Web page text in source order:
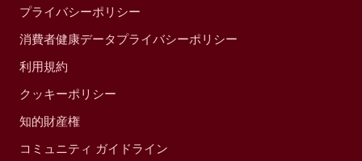
プライバシーポリシー
消費者健康データプライバシーポリシー
利用規約
クッキーポリシー
知的財産権
コミュニティ ガイドライン